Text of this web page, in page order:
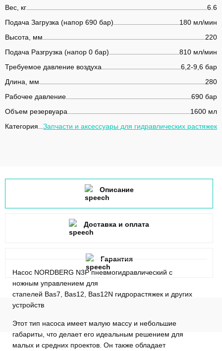
Вес, кг
6.6
Подача Загрузка (напор 690 бар)
180 мл/мин
Высота, мм
220
Подача Разгрузка (напор 0 бар)
810 мл/мин
Требуемое давление воздуха
6,2-9,6 бар
Длина, мм
280
Рабочее давление
690 бар
Объем резервуара
1600 мл
Категория
Запчасти и аксессуары для гидравлических растяжек
Описание
Насос NORDBERG N3P пневмогидравлический с
ножным управлением для
стапелей Bas7, Bas12, Bas12N гидрорастяжек и других
устройств
Этот тип насоса имеет малую массу и небольшие
габариты, что делает его идеальным решением для
малых и средних проектов. Он также обладает
Доставка и оплата
Гарантия